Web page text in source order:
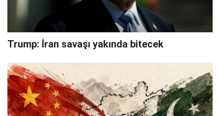
Trump: İran savaşı yakında bitecek